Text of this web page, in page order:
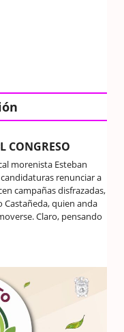
CONGRESO
morenista Esteban
renunciar a
campañas disfrazadas,
Castañeda, quien anda
Claro, pensando